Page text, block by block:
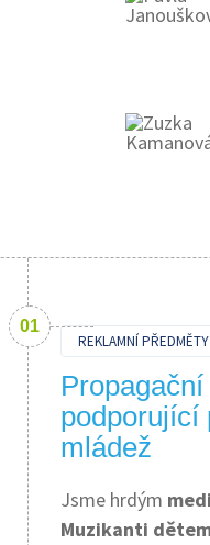
REKLAMNÍ PŘEDMĚTY
podporující
mládež
Jsme hrdým
Muzikanti